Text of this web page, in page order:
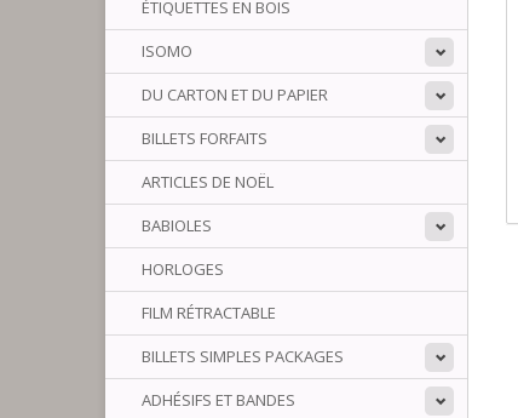
ÉTIQUETTES EN BOIS
ISOMO
DU CARTON ET DU PAPIER
BILLETS FORFAITS
ARTICLES DE NOËL
BABIOLES
HORLOGES
FILM RÉTRACTABLE
BILLETS SIMPLES PACKAGES
ADHÉSIFS ET BANDES